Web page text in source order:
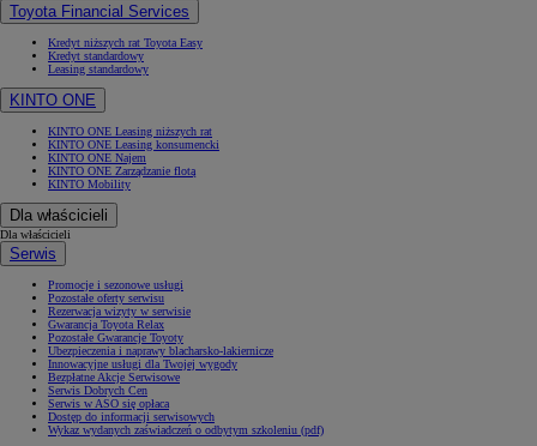
Toyota Financial Services
Kredyt niższych rat Toyota Easy
Kredyt standardowy
Leasing standardowy
KINTO ONE
KINTO ONE Leasing niższych rat
KINTO ONE Leasing konsumencki
KINTO ONE Najem
KINTO ONE Zarządzanie flotą
KINTO Mobility
Dla właścicieli
Dla właścicieli
Serwis
Promocje i sezonowe usługi
Pozostałe oferty serwisu
Rezerwacja wizyty w serwisie
Gwarancja Toyota Relax
Pozostałe Gwarancje Toyoty
Ubezpieczenia i naprawy blacharsko-lakiernicze
Innowacyjne usługi dla Twojej wygody
Bezpłatne Akcje Serwisowe
Serwis Dobrych Cen
Serwis w ASO się opłaca
Dostęp do informacji serwisowych
Wykaz wydanych zaświadczeń o odbytym szkoleniu (pdf)